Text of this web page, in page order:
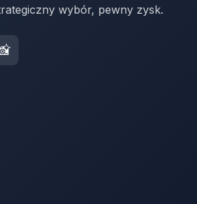
wybór, pewny zysk.